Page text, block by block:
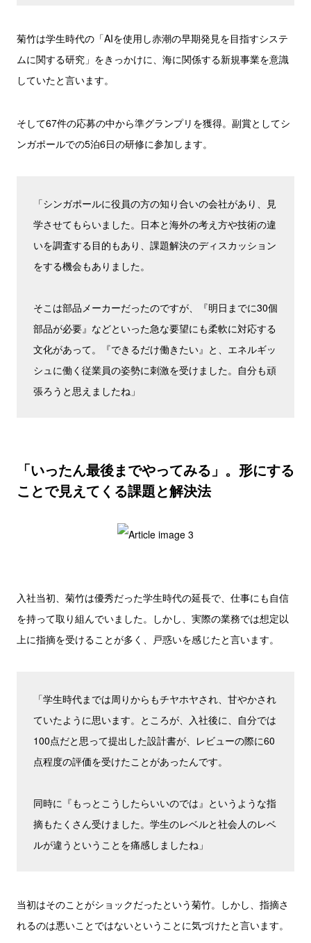
菊竹は学生時代の「AIを使用し赤潮の早期発見を目指すシステ
ムに関する研究」をきっかけに、海に関係する新規事業を意識
していたと言います。
そして67件の応募の中から準グランプリを獲得。副賞としてシ
ンガポールでの5泊6日の研修に参加します。
「シンガポールに役員の方の知り合いの会社があり、見
学させてもらいました。日本と海外の考え方や技術の違
いを調査する目的もあり、課題解決のディスカッション
をする機会もありました。
そこは部品メーカーだったのですが、『明日までに30個
部品が必要』などといった急な要望にも柔軟に対応する
文化があって。『できるだけ働きたい』と、エネルギッ
シュに働く従業員の姿勢に刺激を受けました。自分も頑
張ろうと思えましたね」
「いったん最後までやってみる」。形にする
ことで見えてくる課題と解決法
入社当初、菊竹は優秀だった学生時代の延長で、仕事にも自信
を持って取り組んでいました。しかし、実際の業務では想定以
上に指摘を受けることが多く、戸惑いを感じたと言います。
「学生時代までは周りからもチヤホヤされ、甘やかされ
ていたように思います。ところが、入社後に、自分では
100点だと思って提出した設計書が、レビューの際に60
点程度の評価を受けたことがあったんです。
同時に『もっとこうしたらいいのでは』というような指
摘もたくさん受けました。学生のレベルと社会人のレベ
ルが違うということを痛感しましたね」
当初はそのことがショックだったという菊竹。しかし、指摘さ
れるのは悪いことではないということに気づけたと言います。